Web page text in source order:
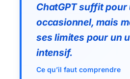
ChatGPT suffit pour
occasionnel, mais
ses limites pour un
intensif.
Ce qu’il faut comprendre